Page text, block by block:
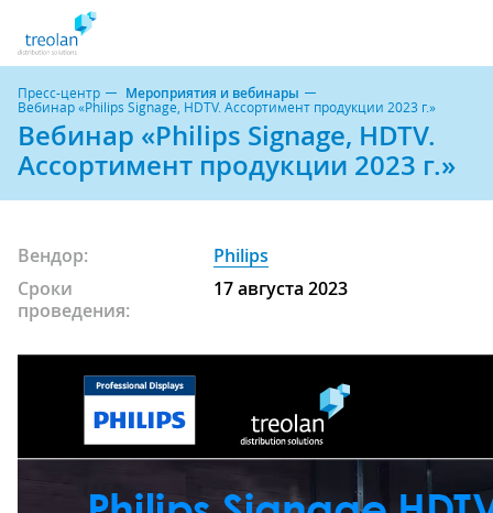
Пресс-центр Мероприятия и вебинары
Вебинар «Philips Signage, HDTV. Ассортимент продукции 2023 г.»
Вебинар «Philips Signage, HDTV.
Ассортимент продукции 2023 г.»
Вендор:
Philips
Сроки
проведения:
17 августа 2023